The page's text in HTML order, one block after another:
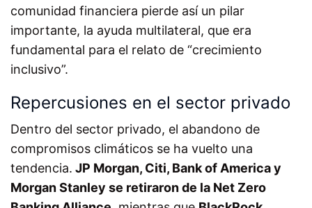
comunidad financiera pierde así un pilar
importante, la ayuda multilateral, que era
fundamental para el relato de “crecimiento
inclusivo”.
Repercusiones en el sector privado
Dentro del sector privado, el abandono de
compromisos climáticos se ha vuelto una
tendencia. JP Morgan, Citi, Bank of America y
Morgan Stanley se retiraron de la Net Zero